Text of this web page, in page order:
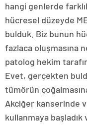
hangi genlerde
hücresel düzeyde
bulduk. Biz bunun
fazlaca oluşmasına
patolog hekim
Evet, gerçekten
tümörün
Akciğer kanserinde
kullanmaya